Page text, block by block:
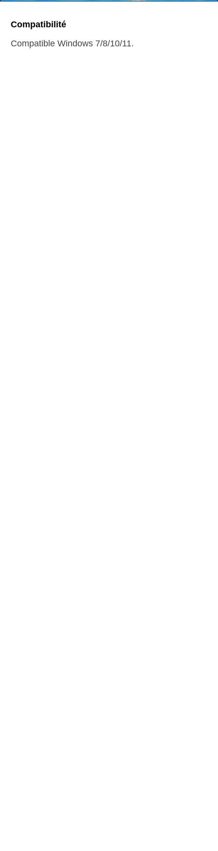
Compatibilité
Compatible Windows 7/8/10/11.